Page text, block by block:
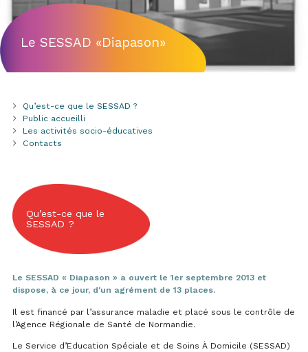
Le SESSAD «Diapason»
Qu’est-ce que le SESSAD ?
Public accueilli
Les activités socio-éducatives
Contacts
Qu’est-ce que le
SESSAD ?
Le SESSAD « Diapason » a ouvert le 1er septembre 2013 et
dispose, à ce jour, d'un agrément de 13 places.
Il est financé par l’assurance maladie et placé sous le contrôle de
l’Agence Régionale de Santé de Normandie.
Le Service d’Education Spéciale et de Soins À Domicile (SESSAD)